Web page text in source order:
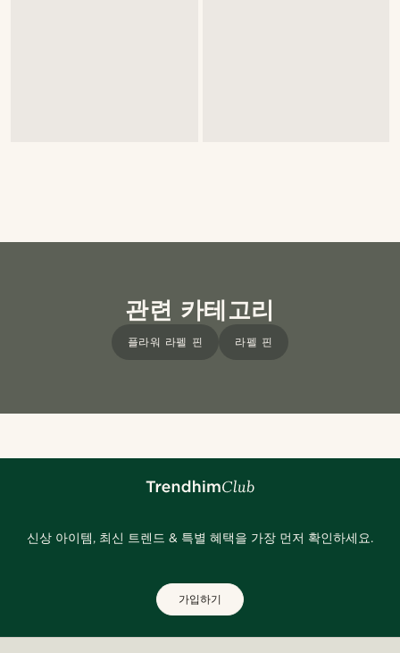
관련 카테고리
플라워 라펠 핀 라펠 핀
신상 아이템, 최신 트렌드 & 특별 혜택을 가장 먼저 확인하세요.
가입하기